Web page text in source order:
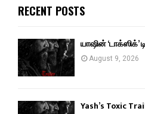
RECENT POSTS
யாஷின் ‘டாக்ஸிக்’
August 9, 2026
Yash’s Toxic